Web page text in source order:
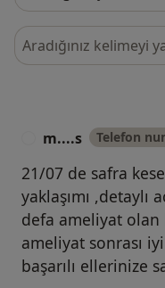
Görüşler içerisinde ara
m....s Telefon
21/07 de safra
yaklaşımı ,detaylı
defa ameliyat
ameliyat sonrası
başarılı ellerinize